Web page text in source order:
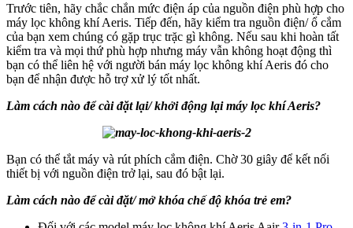
Trước tiên, hãy chắc chắn mức điện áp của nguồn điện phù hợp cho
máy lọc không khí Aeris. Tiếp đến, hãy kiểm tra nguồn điện/ ổ cắm
của bạn xem chúng có gặp trục trặc gì không. Nếu sau khi hoàn tất
kiểm tra và mọi thứ phù hợp nhưng máy vẫn không hoạt động thì
bạn có thể liên hệ với người bán máy lọc không khí Aeris đó cho
bạn để nhận được hỗ trợ xử lý tốt nhất.
Làm cách nào để cài đặt lại/ khởi động lại máy lọc khí Aeris?
Bạn có thể tắt máy và rút phích cắm điện. Chờ 30 giây để kết nối
thiết bị với nguồn điện trở lại, sau đó bật lại.
Làm cách nào để cài đặt/ mở khóa chế độ khóa trẻ em?